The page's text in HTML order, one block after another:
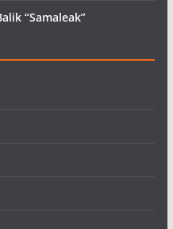
“Samaleak”